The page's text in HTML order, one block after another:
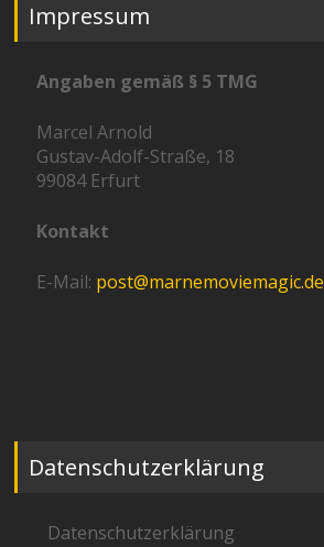
Impressum
Angaben gemäß § 5 TMG
Marcel Arnold
Gustav-Adolf-Straße, 18
99084 Erfurt
Kontakt
E-Mail: post@marnemoviemagic.de
Datenschutzerklärung
Datenschutzerklärung